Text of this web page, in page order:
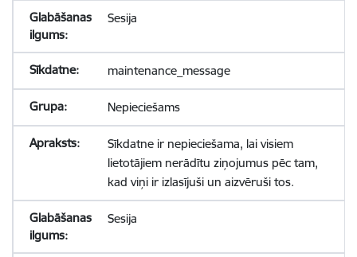
Sesija
maintenance_message
Nepieciešams
Sīkdatne ir nepieciešama, lai visiem
lietotājiem nerādītu ziņojumus pēc tam,
kad viņi ir izlasījuši un aizvēruši tos.
Sesija